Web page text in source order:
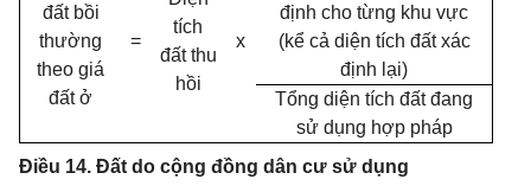
đất bồi
thường
theo giá
đất ở
=
tích
đất thu
hồi
x
định cho từng khu vực
(kể cả diện tích đất xác
định lại)
Tổng diện tích đất đang
sử dụng hợp pháp
Điều 14. Đất do cộng đồng dân cư sử dụng